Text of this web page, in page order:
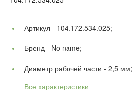
Артикул - 104.172.534.025;
Бренд - No name;
Диаметр рабочей части - 2,5 мм;
Все характеристики